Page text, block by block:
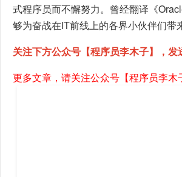
式程序员而不懈努力。曾经翻译《
够为奋战在IT前线上的各界小伙伴们
关注下方公众号【程序员李木子】，
更多文章，请关注公众号【程序员李